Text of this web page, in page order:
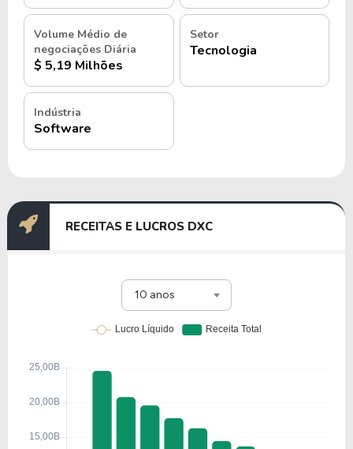
Volume Médio de
negociações Diária
$ 5,19 Milhões
Setor
Tecnologia
Indústria
Software
RECEITAS E LUCROS DXC
10 anos